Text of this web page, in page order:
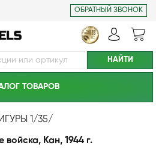
ОБРАТНЫЙ ЗВОНОК
ТОВАРОВ
1/35/
войска, Кан, 1944 г.